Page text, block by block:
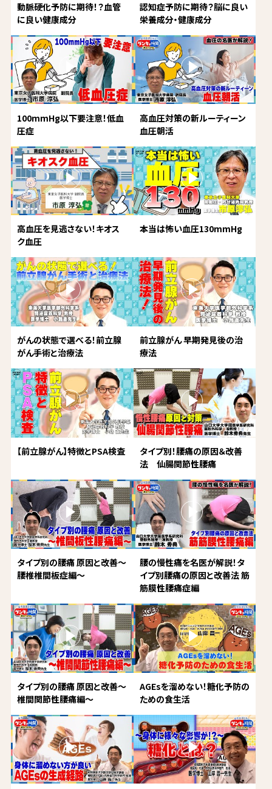
動脈硬化予防に期待！？血管
に良い健康成分
認知症予防に期待？脳に良い
栄養成分・健康成分
100mmHg以下要注意！低血
圧症
高血圧対策の新ルーティーン
血圧朝活
高血圧を見逃さない！キオス
ク血圧
本当は怖い血圧130mmHg
がんの状態で選べる！前立腺
がん手術と治療法
前立腺がん 早期発見後の治
療法
【前立腺がん】特徴とPSA検査
タイプ別！腰痛の原因＆改善
法 仙腸関節性腰痛
タイプ別の腰痛 原因と改善～
腰椎椎間板症編～
腰の慢性痛を名医が解説！タ
イプ別腰痛の原因と改善法 筋
筋膜性腰痛症編
タイプ別の腰痛 原因と改善～
椎間関節性腰痛編～
AGEsを溜めない！糖化予防の
ための食生活